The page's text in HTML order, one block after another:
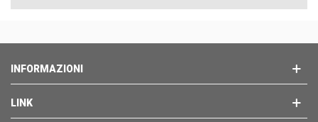
INFORMAZIONI
LINK